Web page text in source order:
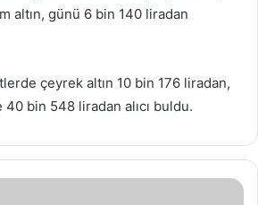
altın, günü 6 bin 140 liradan
çeyrek altın 10 bin 176 liradan,
40 bin 548 liradan alıcı buldu.